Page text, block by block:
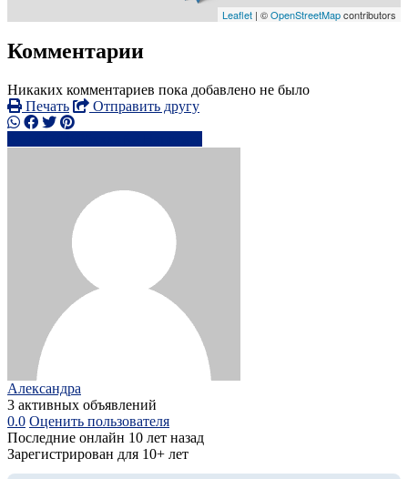
Leaflet | ©OpenStreetMapcontributors
Комментарии
Никаких комментариев пока добавлено не было
Печать
Отправить другу
Александра
3 активных объявлений
0.0 Оценить пользователя
Последние онлайн 10 лет назад
Зарегистрирован для 10+ лет